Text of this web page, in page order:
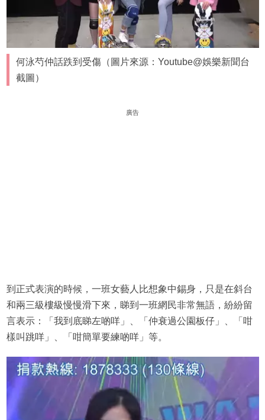
何泳芍仲話跌到受傷（圖片來源：Youtube@娛樂新聞台
截圖）
廣告
到正式表演的時候，一班女藝人比想象中錫身，只是在斜台
和兩三級樓級慢慢滑下來，睇到一班網民非常無語，紛紛留
言表示：「我到底睇左啲咩」、「仲衰過公園板仔」、「咁
樣叫跳咩」、「咁簡單要練啲咩」等。